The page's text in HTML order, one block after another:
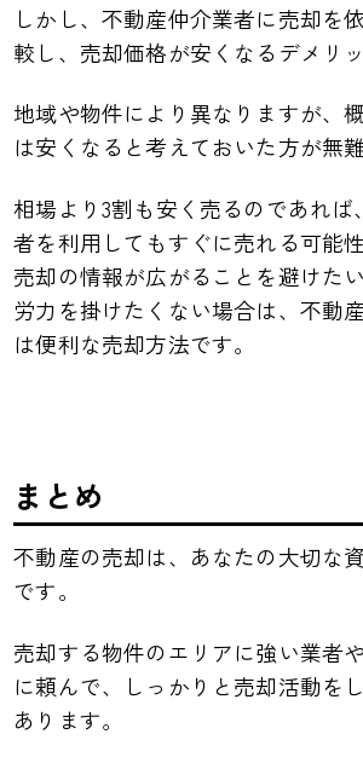
しかし、不動産仲介業者に売却を
較し、売却価格が安くなるデメリ
地域や物件により異なりますが、
は安くなると考えておいた方が無難
相場より3割も安く売るのであれば
者を利用してもすぐに売れる可能
売却の情報が広がることを避けた
労力を掛けたくない場合は、不動
は便利な売却方法です。
まとめ
不動産の売却は、あなたの大切な
です。
売却する物件のエリアに強い業者
に頼んで、しっかりと売却活動を
あります。